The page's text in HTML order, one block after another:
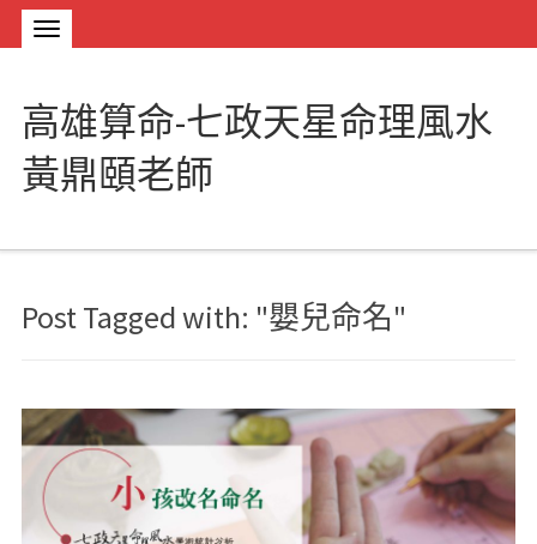
高雄算命-七政天星命理風水
黃鼎頤老師
Post Tagged with: "嬰兒命名"